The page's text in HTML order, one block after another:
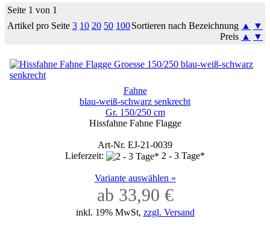
Seite 1 von 1
Artikel pro Seite 3 10 20 50 100Sortieren nach Bezeichnung ▲
▼
Preis ▲ ▼
Fahne
blau-weiß-schwarz senkrecht
Gr. 150/250 cm
Hissfahne Fahne Flagge
Art-Nr. EJ-21-0039
Lieferzeit:
2 - 3 Tage*
Variante auswählen »
ab 33,90 €
inkl. 19% MwSt, zzgl. Versand